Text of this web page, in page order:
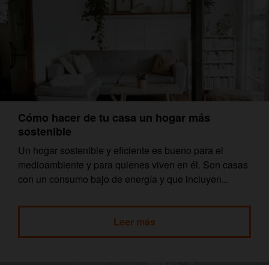
Cómo hacer de tu casa un hogar más
sostenible
Un hogar sostenible y eficiente es bueno para el
medioambiente y para quienes viven en él. Son casas
con un consumo bajo de energía y que incluyen...
Leer más